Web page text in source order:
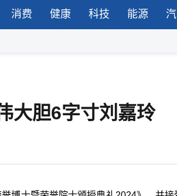
消费 健康 科技 能源
大胆6字寸刘嘉玲